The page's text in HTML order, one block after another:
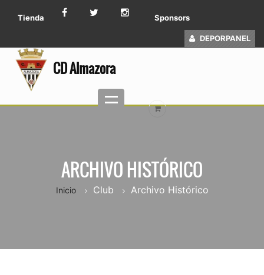
Tienda Sponsors
DEPORPANEL
CD Almazora
ARCHIVO HISTÓRICO
Inicio Club Archivo Histórico